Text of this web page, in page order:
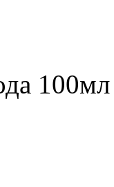
100мл